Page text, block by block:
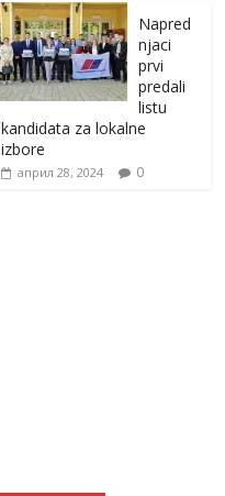
Napred
njaci
prvi
predali
listu
kandidata za lokalne
izbore
април 28, 2024 0